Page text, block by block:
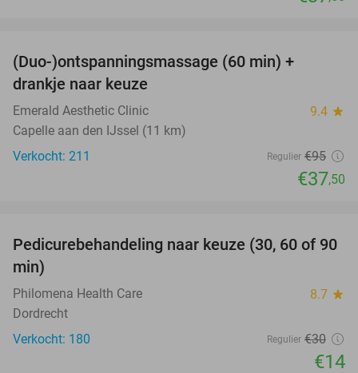
(Duo-)ontspanningsmassage (60 min) +
drankje naar keuze
Emerald Aesthetic Clinic 9.4 star
Capelle aan den IJssel (11 km)
Verkocht: 211
Regulier €95
€37,50
53%
Pedicurebehandeling naar keuze (30, 60 of 90
min)
Philomena Health Care 8.7 star
Dordrecht
Verkocht: 180
Regulier €30
€14